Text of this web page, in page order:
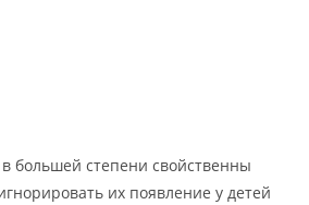
большей степени свойственны
их появление у детей